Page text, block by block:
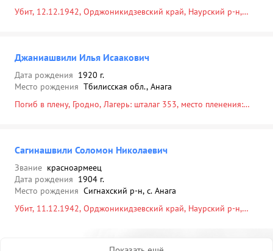
Убит, 12.12.1942, Орджоникидзевский край, Наурский р-н,
Джаниашвили Илья Исаакович
Дата рождения 1920 г.
Место рождения Тбилисская обл., Анага
Погиб в плену, Гродно, Лагерь: шталаг 353, место пленения:
Сагинашвили Соломон Николаевич
Звание красноармеец
Дата рождения 1904 г.
Место рождения Сигнахский р-н, с. Анага
Убит, 11.12.1942, Орджоникидзевский край, Наурский р-н,